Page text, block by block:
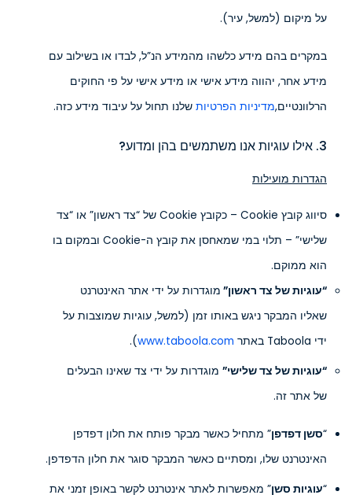
על מיקום (למשל, עיר).
במקרים בהם מידע כלשהו מהמידע הנ”ל, לבדו או בשילוב עם
מידע אחר, יהווה מידע אישי או מידע אישי על פי החוקים
הרלוונטיים,מדיניות הפרטיות שלנו תחול על עיבוד מידע כזה.
3. אילו עוגיות אנו משתמשים בהן ומדוע?
הגדרות מועילות
סיווג קובץ Cookie – כקובץ Cookie של “צד ראשון” או “צד
שלישי” – תלוי במי שמאחסן את קובץ ה-Cookie ובמקום בו
הוא ממוקם.
“עוגיות של צד ראשון” מוגדרות על ידי אתר האינטרנט
שאליו המבקר ניגש באותו זמן (למשל, עוגיות שמוצבות על
ידי Taboola באתר
www.taboola.com
).
“עוגיות של צד שלישי” מוגדרות על ידי צד שאינו הבעלים
של אתר זה.
“סשן דפדפן” מתחיל כאשר מבקר פותח את חלון דפדפן
האינטרנט שלו, ומסתיים כאשר המבקר סוגר את חלון הדפדפן.
“עוגיות סשן” מאפשרות לאתר אינטרנט לקשר באופן זמני את